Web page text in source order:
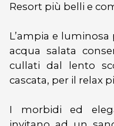
Resort più belli e
L’ampia e
acqua salata
cullati dal lento
cascata, per il relax
I morbidi ed